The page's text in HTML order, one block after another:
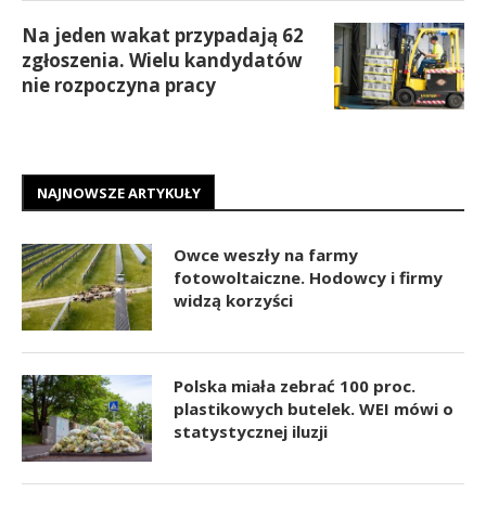
Na jeden wakat przypadają 62
zgłoszenia. Wielu kandydatów
nie rozpoczyna pracy
NAJNOWSZE ARTYKUŁY
Owce weszły na farmy
fotowoltaiczne. Hodowcy i firmy
widzą korzyści
Polska miała zebrać 100 proc.
plastikowych butelek. WEI mówi o
statystycznej iluzji